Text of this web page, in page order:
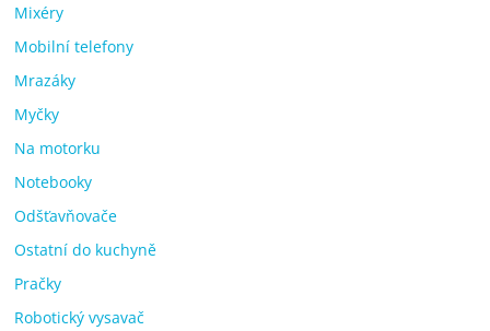
Mixéry
Mobilní telefony
Mrazáky
Myčky
Na motorku
Notebooky
Odšťavňovače
Ostatní do kuchyně
Pračky
Robotický vysavač